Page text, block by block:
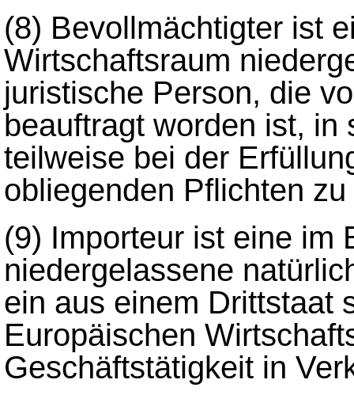
(8) Bevollmächtigter ist
Wirtschaftsraum
juristische Person, die
beauftragt worden ist, in
teilweise bei der
obliegenden Pflichten
(9) Importeur ist eine im
niedergelassene
ein aus einem Drittstaat
Europäischen
Geschäftstätigkeit in